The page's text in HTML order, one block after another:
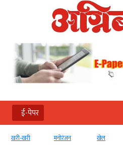
ई-पेपर
खरी-खरी मनोरंजन खेल